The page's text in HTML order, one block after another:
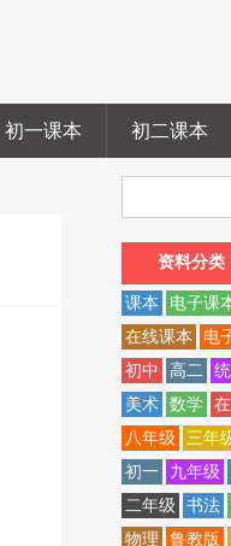
初一课本 初二课本
资料分类
课本 电子课
在线课本
电
初中
高二
美术
数学
八年级
三年
初一
九年级
二年级
书法
物理
鲁教版